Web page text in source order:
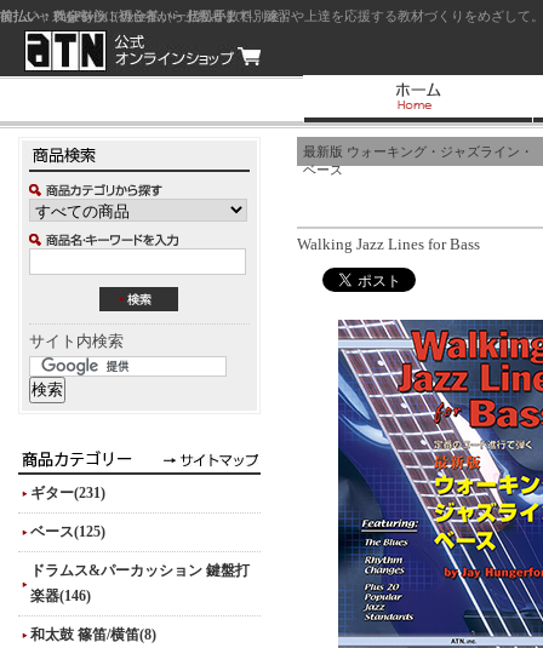
ジャズを中心に初心者から上級者まで、練習や上達を応援する教材づくりをめざし
サイト内検索
ギター(231)
ベース(125)
ドラムス&パーカッション 鍵盤打
楽器(146)
和太鼓 篠笛/横笛(8)
最新版 ウォーキング・ジャズライン・
ベース
Walking Jazz Lines for Bass
前払い：クレジットカード（一括払い）
後払い：代金引換（現金払い・代引手数料別途）
前払い：PayPay